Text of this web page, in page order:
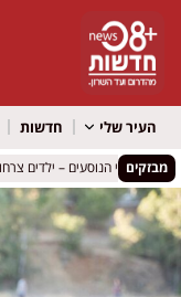
העיר שלי חדשות
מבזקים